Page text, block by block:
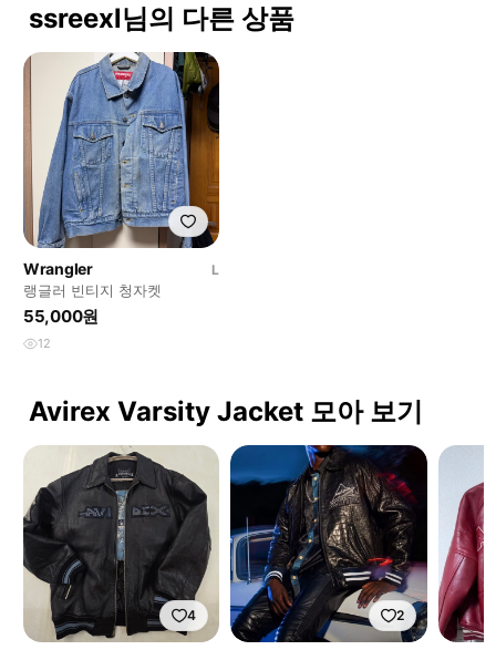
ssreexl님의 다른 상품
Wrangler
L
랭글러 빈티지 청자켓
55,000원
12
Avirex Varsity Jacket 모아 보기
4 2